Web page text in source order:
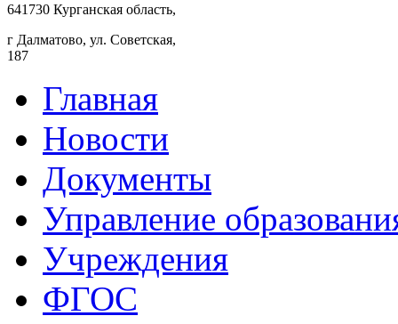
641730 Курганская область,
г Далматово, ул. Советская,
187
Главная
Новости
Документы
Управление
Учреждения
ФГОС